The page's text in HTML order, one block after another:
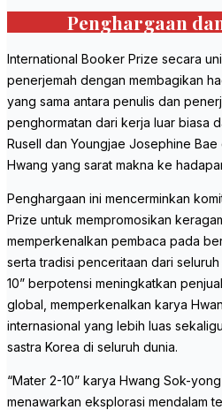
Penghargaan
International Booker Prize secara
penerjemah dengan membagikan
yang sama antara penulis dan
penghormatan dari kerja luar biasa
Rusell dan Youngjae Josephine Bae
Hwang yang sarat makna ke
Penghargaan ini mencerminkan
Prize untuk mempromosikan
memperkenalkan pembaca pada
serta tradisi penceritaan dari
10” berpotensi meningkatkan
global, memperkenalkan karya
internasional yang lebih luas
sastra Korea di seluruh dunia.
“Mater 2-10” karya Hwang Sok-
menawarkan eksplorasi mendalam